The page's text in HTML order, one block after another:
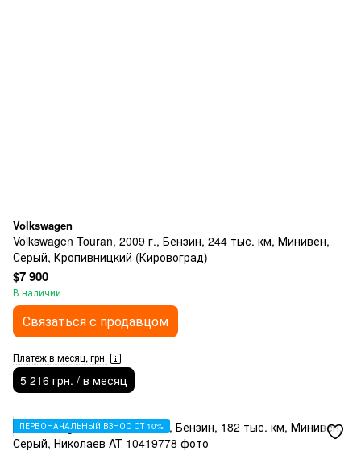
Volkswagen
Volkswagen Touran, 2009 г., Бензин, 244 тыс. км, Минивен,
Серый, Кропивницкий (Кировоград)
$7 900
В наличии
Связаться с продавцом
Платеж в месяц, грн
5 216 грн. / в месяц
ПЕРВОНАЧАЛЬНЫЙ ВЗНОС ОТ 10%